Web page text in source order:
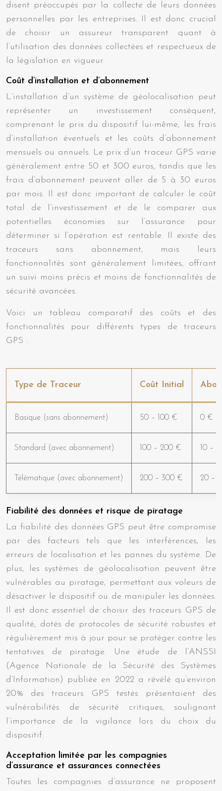
disent préoccupés par la collecte de leurs données
personnelles par les entreprises. Il est donc crucial
de choisir un assureur transparent quant à
l’utilisation des données collectées et respectueux de
la législation en vigueur.
Coût d’installation et d’abonnement
L’installation d’un système de géolocalisation peut
représenter un investissement conséquent,
comprenant le prix du dispositif lui-même, les frais
d’installation éventuels et les coûts d’abonnement
mensuels ou annuels. Le prix d’un traceur GPS varie
généralement entre 50 et 300 euros, tandis que les
frais d’abonnement peuvent aller de 5 à 30 euros
par mois. Il est donc important de calculer le coût
total de l’investissement et de le comparer aux
potentielles économies sur l’assurance pour
déterminer si l’opération est rentable. Il existe des
traceurs sans abonnement, mais leurs
fonctionnalités sont généralement limitées, offrant
un suivi moins précis et moins de fonctionnalités de
sécurité avancées.
Voici un tableau comparatif des coûts et des
fonctionnalités pour différents types de traceurs
GPS :
Type de Traceur Coût Initial
Basique (sans abonnement) 50 – 100 € 0 €
Standard (avec abonnement) 100 – 200 € 10 –
Télématique (avec abonnement) 200 – 300 € 20 –
Fiabilité des données et risque de piratage
La fiabilité des données GPS peut être compromise
par des facteurs tels que les interférences, les
erreurs de localisation et les pannes du système. De
plus, les systèmes de géolocalisation peuvent être
vulnérables au piratage, permettant aux voleurs de
désactiver le dispositif ou de manipuler les données.
Il est donc essentiel de choisir des traceurs GPS de
qualité, dotés de protocoles de sécurité robustes et
régulièrement mis à jour pour se protéger contre les
tentatives de piratage. Une étude de l’ANSSI
(Agence Nationale de la Sécurité des Systèmes
d’Information) publiée en 2022 a révélé qu’environ
20% des traceurs GPS testés présentaient des
vulnérabilités de sécurité critiques, soulignant
l’importance de la vigilance lors du choix du
dispositif.
Acceptation limitée par les compagnies
d’assurance et assurances connectées
Toutes les compagnies d’assurance ne proposent